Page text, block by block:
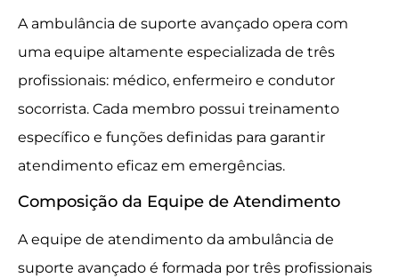
A ambulância de suporte avançado opera com
uma equipe altamente especializada de três
profissionais: médico, enfermeiro e condutor
socorrista. Cada membro possui treinamento
específico e funções definidas para garantir
atendimento eficaz em emergências.
Composição da Equipe de Atendimento
A equipe de atendimento da ambulância de
suporte avançado é formada por três profissionais